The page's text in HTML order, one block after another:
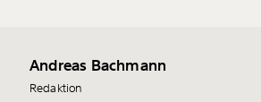
Andreas Bachmann
Redaktion